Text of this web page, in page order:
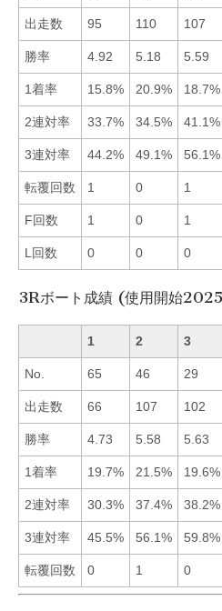
出走数 95 110 107
勝率 4.92 5.18 5.59
1着率 15.8% 20.9% 18.7%
2連対率 33.7% 34.5% 41.1%
3連対率 44.2% 49.1% 56.1%
転覆回数 1 0 1
F回数 1 0 1
L回数 0 0 0
3Rボート成績 (使用開始
1 2 3
No. 65 46 29
出走数 66 107 102
勝率 4.73 5.58 5.63
1着率 19.7% 21.5% 19.6%
2連対率 30.3% 37.4% 38.2%
3連対率 45.5% 56.1% 59.8%
転覆回数 0 1 0